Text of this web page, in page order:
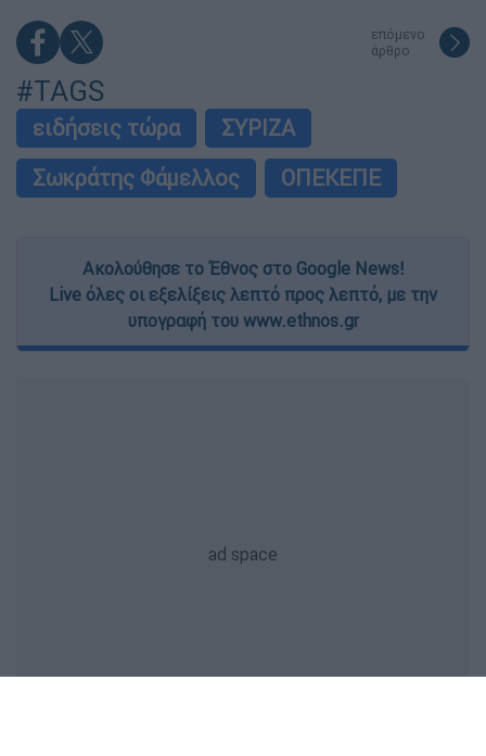
επόμενο
άρθρο
#TAGS
ειδήσεις τώρα
ΣΥΡΙΖΑ
Σωκράτης Φάμελλος
ΟΠΕΚΕΠΕ
Ακολούθησε το Έθνος στο Google News!
Live όλες οι εξελίξεις λεπτό προς λεπτό, με την
υπογραφή του www.ethnos.gr